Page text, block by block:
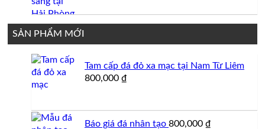
SẢN PHẨM MỚI
Tam cấp đá đỏ xa mạc tại Nam Từ Liêm
800,000 ₫
Báo giá đá nhân tạo 800,000 ₫